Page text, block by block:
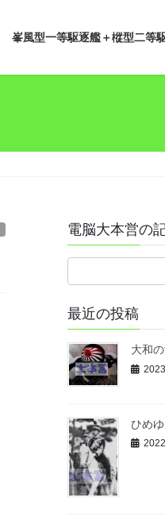
峯風型一等駆逐艦＋樅型二等
電脳大本営の
最近の投稿
大和
ひめ